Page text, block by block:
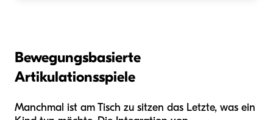
Bewegungsbasierte
Artikulationsspiele
Manchmal ist am Tisch zu sitzen das Letzte, was ein